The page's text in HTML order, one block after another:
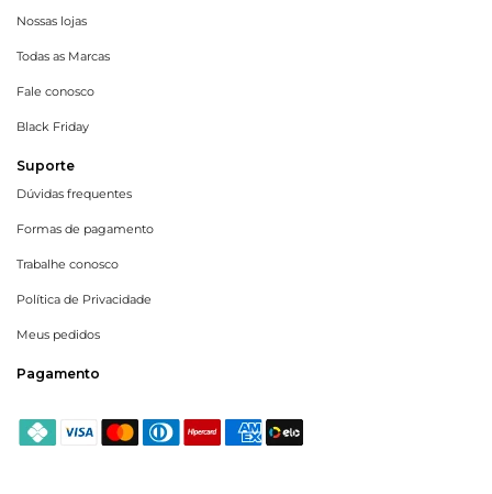
Nossas lojas
Todas as Marcas
Fale conosco
Black Friday
Suporte
Dúvidas frequentes
Formas de pagamento
Trabalhe conosco
Política de Privacidade
Meus pedidos
Pagamento